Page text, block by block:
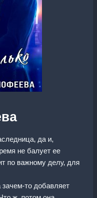
да и,
не балует ее
по важному делу, для
то добавляет